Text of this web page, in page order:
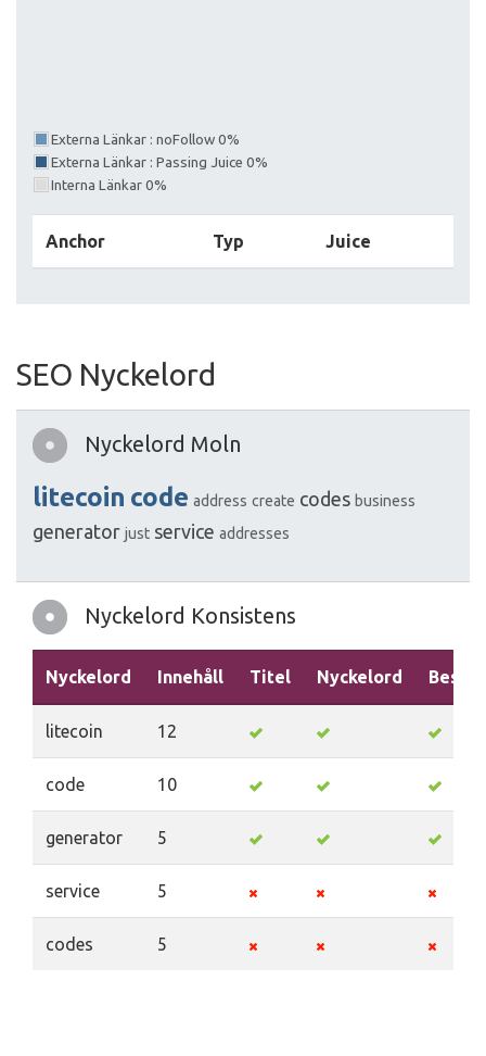
Externa Länkar : noFollow 0%
Externa Länkar : Passing Juice 0%
Interna Länkar 0%
Anchor Typ Juice
SEO Nyckelord
Nyckelord Moln
litecoin code address create codes business
generator just service addresses
Nyckelord Konsistens
Nyckelord Innehåll Titel Nyckelord
litecoin 12
code 10
generator 5
service 5
codes 5